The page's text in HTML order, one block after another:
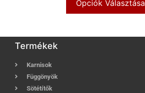
Opciók Választása
Termékek
Karnisok
Függönyök
Sötétítők